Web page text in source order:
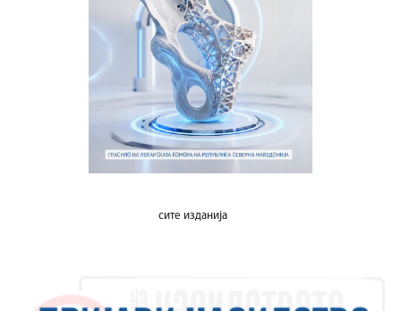
сите изданија